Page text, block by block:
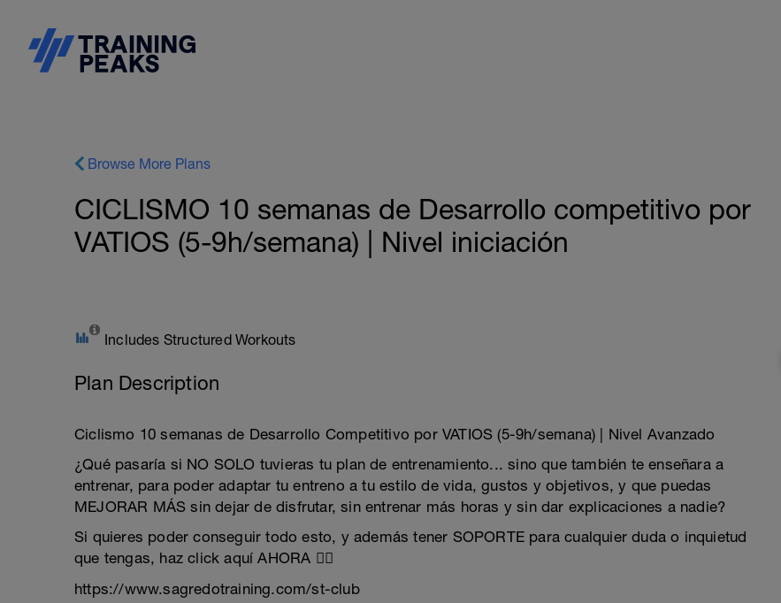
Browse More Plans
CICLISMO 10 semanas de Desarrollo competitivo por
VATIOS (5-9h/semana) | Nivel iniciación
Includes Structured Workouts
Plan Description
Ciclismo 10 semanas de Desarrollo Competitivo por VATIOS (5-9h/semana) | Nivel Avanzado
¿Qué pasaría si NO SOLO tuvieras tu plan de entrenamiento... sino que también te enseñara a
entrenar, para poder adaptar tu entreno a tu estilo de vida, gustos y objetivos, y que puedas
MEJORAR MÁS sin dejar de disfrutar, sin entrenar más horas y sin dar explicaciones a nadie?
Si quieres poder conseguir todo esto, y además tener SOPORTE para cualquier duda o inquietud
que tengas, haz click aquí AHORA 👉🏻
https://www.sagredotraining.com/st-club